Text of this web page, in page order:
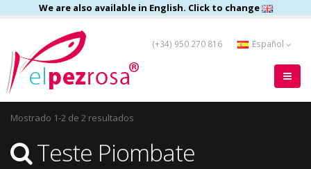
We are also available in English. Click to change
(+34) 950 270 816 Español
Mostrado 1-2 de 2 resultados
Teste Piombate